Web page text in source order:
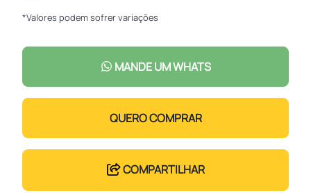
*Valores podem sofrer variações
MANDE UM WHATS
QUERO COMPRAR
COMPARTILHAR